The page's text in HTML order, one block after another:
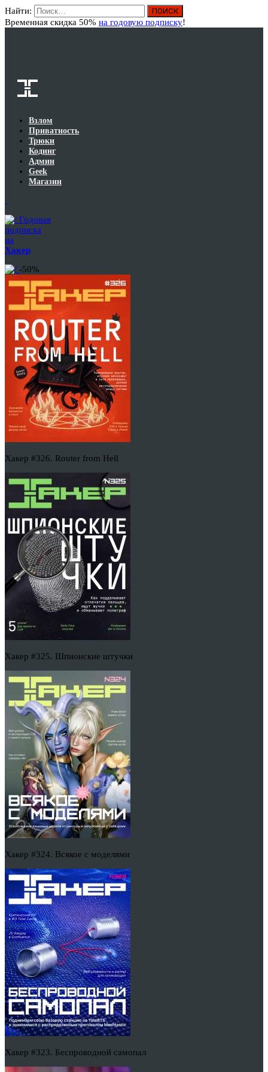
Найти:
Временная скидка 50% на годовую подписку!
Взлом
Приватность
Трюки
Кодинг
Админ
Geek
Магазин
Годовая
подписка
на
Хакер
-50%
Хакер #326. Router from Hell
Хакер #325. Шпионские штучки
Хакер #324. Всякое с моделями
Хакер #323. Беспроводной самопал